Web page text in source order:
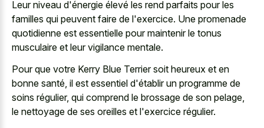
Leur niveau d'énergie élevé les rend parfaits pour les
familles qui peuvent faire de l'exercice. Une promenade
quotidienne est essentielle pour maintenir le tonus
musculaire et leur vigilance mentale.
Pour que votre Kerry Blue Terrier soit heureux et en
bonne santé, il est essentiel d'établir un programme de
soins régulier, qui comprend le brossage de son pelage,
le nettoyage de ses oreilles et l'exercice régulier.